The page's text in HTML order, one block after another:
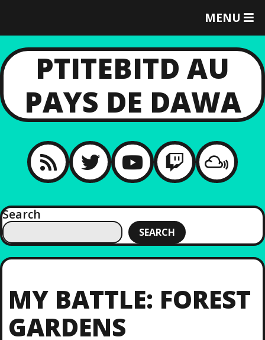
MENU
T
G
L
M
E
N
PTITEBITD AU
PAYS DE DAWA
Search
SEARCH
MY BATTLE: FOREST
GARDENS